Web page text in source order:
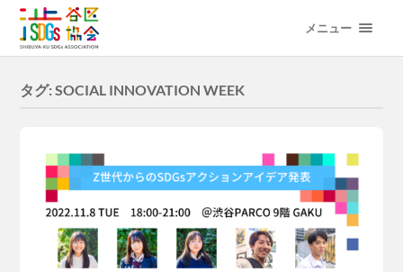
メニュー
タグ:SOCIAL INNOVATION WEEK